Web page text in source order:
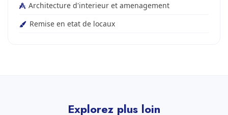
Architecture d'interieur et amenagement
Remise en etat de locaux
Explorez plus loin